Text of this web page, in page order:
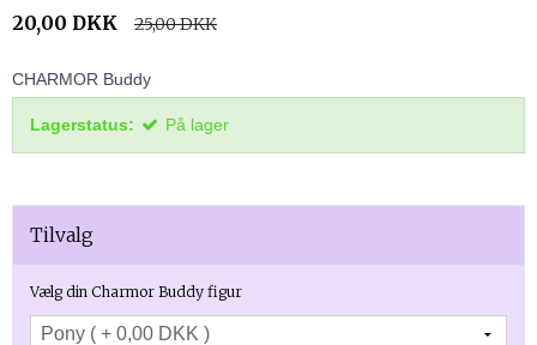
20,00 DKK 25,00 DKK
CHARMOR Buddy
Lagerstatus: På lager
Tilvalg
Vælg din Charmor Buddy figur